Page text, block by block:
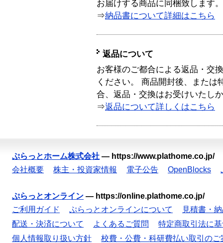
お届けする商品に同梱致します。
⇒納品書について詳細はこちら
返品について
お客様のご都合による返品・交
ください。 商品開封後、または
合、返品・交換はお受けいたし
⇒返品について詳しくはこちら
ぷらっとホーム株式会社 — https://www.plathome.co.jp/
会社概要
株主・投資家情報 電子公告 OpenBlocks
ぷらっとオンライン — https://online.plathome.co.jp/
ご利用ガイド
ぷらっとオンラインについて
見積書・
配送・決済について
よくあるご質問
特定商取引法に
個人情報取り扱い方針
校費・公費・科研費払い取引のご